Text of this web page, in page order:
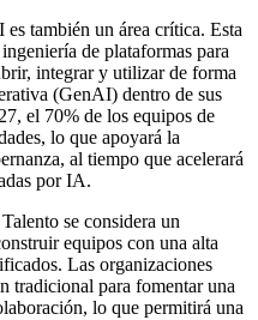
también un área crítica. Esta
de plataformas para
integrar y utilizar de forma
(GenAI) dentro de sus
el 70% de los equipos de
lo que apoyará la
al tiempo que acelerará
por IA.
se considera un
equipos con una alta
Las organizaciones
tradicional para fomentar una
lo que permitirá una